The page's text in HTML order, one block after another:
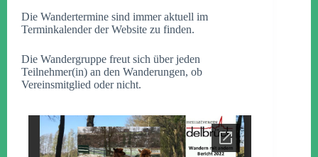
Die Wandertermine sind immer aktuell im
Terminkalender der Website zu finden.
Die Wandergruppe freut sich über jeden
Teilnehmer(in) an den Wanderungen, ob
Vereinsmitglied oder nicht.